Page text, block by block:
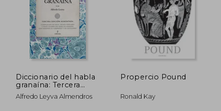
45%
dcto.
$ 169.112
$ 93.012
45%
dcto.
Diccionario del habla
granaína: Tercera
edición aumentada
(Andalucía)
Alfredo Leyva Almendros
Propercio Pound
Ronald Kay